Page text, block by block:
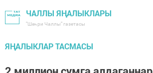
ЧАЛЛЫ ЯҢАЛЫКЛАРЫ
"Шәһри Чаллы" газетасы
ЯҢАЛЫКЛАР ТАСМАСЫ